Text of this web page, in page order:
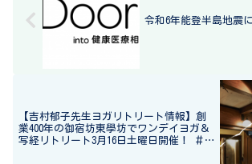
令和6年能登半島地震
【吉村郁子先生ヨガリトリート情報】創
業400年の御宿坊東學坊でワンデイヨガ＆
写経リトリート3月16日土曜日開催！ ＃